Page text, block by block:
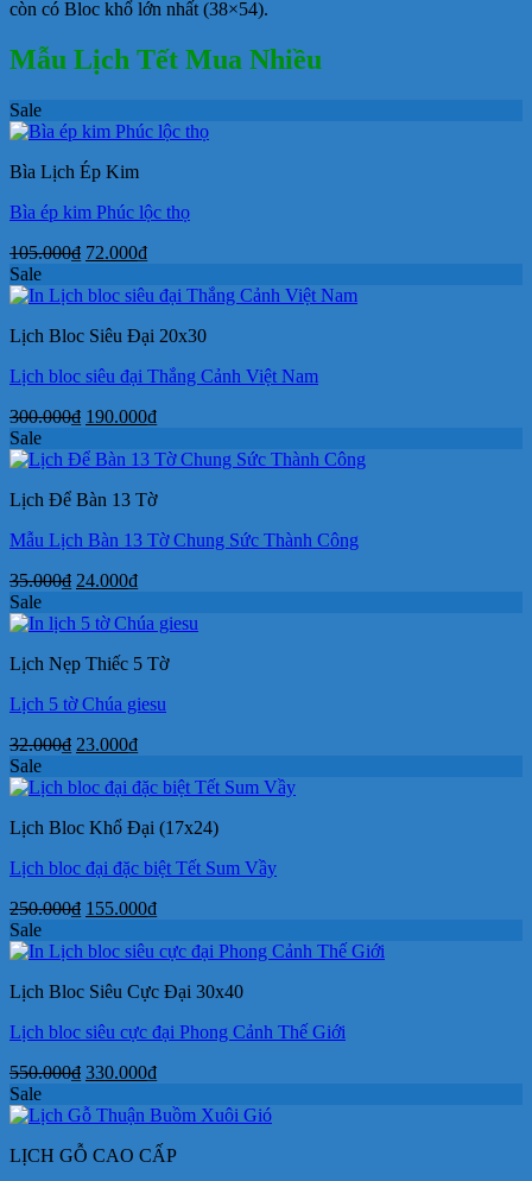
còn có Bloc khổ lớn nhất (38×54).
Mẫu Lịch Tết Mua Nhiều
Sale
Bìa Lịch Ép Kim
Bìa ép kim Phúc lộc thọ
105.000₫ Giá
là:
72.000₫Giá
tại
72.000₫.
Sale
Lịch Bloc Siêu Đại 20x30
Lịch bloc siêu đại Thắng Cảnh Việt Nam
300.000₫ Giá
là:
190.000₫Giá
tại
190.000₫.
Sale
Lịch Để Bàn 13 Tờ
Mẫu Lịch Bàn 13 Tờ Chung Sức Thành Công
35.000₫ Giá
là:
24.000₫Giá
tại
24.000₫.
Sale
Lịch Nẹp Thiếc 5 Tờ
Lịch 5 tờ Chúa giesu
32.000₫ Giá
là:
23.000₫Giá
tại
23.000₫.
Sale
Lịch Bloc Khổ Đại (17x24)
Lịch bloc đại đặc biệt Tết Sum Vầy
250.000₫ Giá
là:
155.000₫Giá
tại
155.000₫.
Sale
Lịch Bloc Siêu Cực Đại 30x40
Lịch bloc siêu cực đại Phong Cảnh Thế Giới
550.000₫ Giá
là:
330.000₫Giá
tại
330.000₫.
Sale
LỊCH GỖ CAO CẤP